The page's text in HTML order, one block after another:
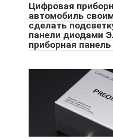
Цифровая
автомобиль
сделать
панели диодами
приборная